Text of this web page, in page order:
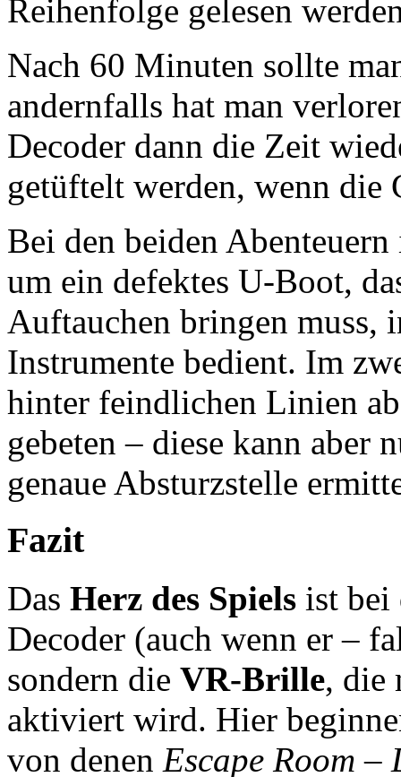
Reihenfolge gelesen
Nach 60 Minuten sollte
andernfalls hat man
Decoder dann die Zeit
getüftelt werden, wenn die
Bei den beiden
um ein defektes U-Boot,
Auftauchen bringen muss,
Instrumente bedient. Im
hinter feindlichen Linien
gebeten – diese kann aber
genaue Absturzstelle
Fazit
Das Herz des Spiels ist bei
Decoder (auch wenn er –
sondern die VR-Brille, die
aktiviert wird. Hier
von denen Escape Room –